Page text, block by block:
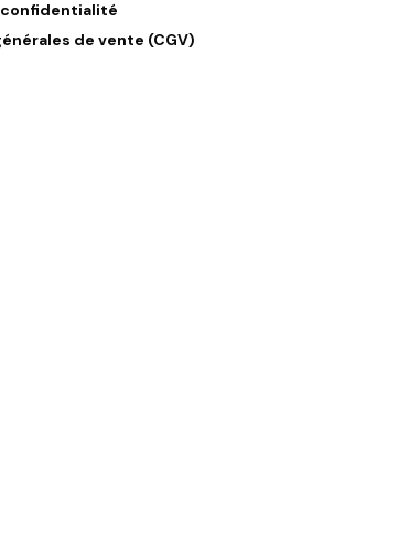
de vente (CGV)